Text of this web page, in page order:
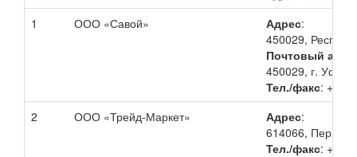
1
ООО «Савой» Адрес:
450029,
Почтовый
450029, г. Уфа,
Тел./факс: +7
2
ООО «Трейд-Маркет» Адрес:
614066,
Тел./факс: +7